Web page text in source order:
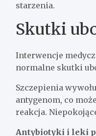
starzenia.
Skutki
Interwencje
normalne skutki
Szczepienia
antygenom, co
reakcja.
Antybiotyki i leki